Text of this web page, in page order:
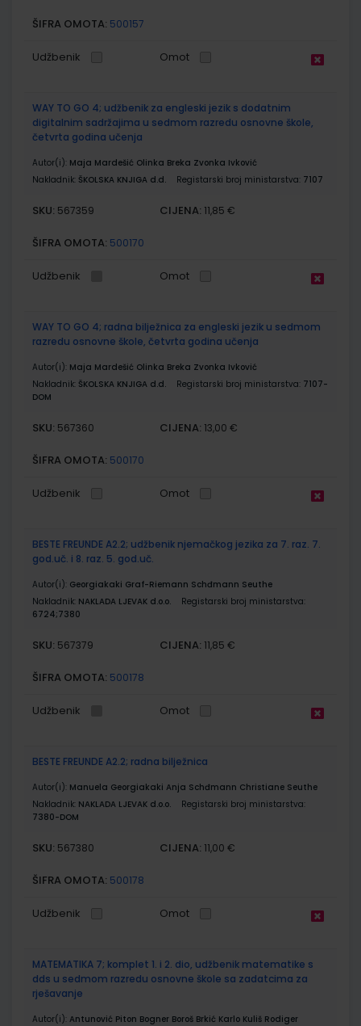
ŠIFRA OMOTA: 500157
Udžbenik Omot
WAY TO GO 4; udžbenik za engleski jezik s dodatnim
digitalnim sadržajima u sedmom razredu osnovne škole,
četvrta godina učenja
Autor(i): Maja Mardešić Olinka Breka Zvonka Ivković
Nakladnik: ŠKOLSKA KNJIGA d.d. Registarski broj ministarstva: 7107
SKU: 567359 CIJENA: 11,85 €
ŠIFRA OMOTA: 500170
Udžbenik Omot
WAY TO GO 4; radna bilježnica za engleski jezik u sedmom
razredu osnovne škole, četvrta godina učenja
Autor(i): Maja Mardešić Olinka Breka Zvonka Ivković
Nakladnik: ŠKOLSKA KNJIGA d.d. Registarski broj ministarstva: 7107-
DOM
SKU: 567360 CIJENA: 13,00 €
ŠIFRA OMOTA: 500170
Udžbenik Omot
BESTE FREUNDE A2.2; udžbenik njemačkog jezika za 7. raz. 7.
god.uč. i 8. raz. 5. god.uč.
Autor(i): Georgiakaki Graf-Riemann Schđmann Seuthe
Nakladnik: NAKLADA LJEVAK d.o.o.
Registarski broj ministarstva:
6724;7380
SKU: 567379 CIJENA: 11,85 €
ŠIFRA OMOTA: 500178
Udžbenik Omot
BESTE FREUNDE A2.2; radna bilježnica
Autor(i): Manuela Georgiakaki Anja Schđmann Christiane Seuthe
Nakladnik: NAKLADA LJEVAK d.o.o.
Registarski broj ministarstva:
7380-DOM
SKU: 567380 CIJENA: 11,00 €
ŠIFRA OMOTA: 500178
Udžbenik Omot
MATEMATIKA 7; komplet 1. i 2. dio, udžbenik matematike s
dds u sedmom razredu osnovne škole sa zadatcima za
rješavanje
Autor(i): Antunović Piton Bogner Boroš Brkić Karlo Kuliš Rodiger